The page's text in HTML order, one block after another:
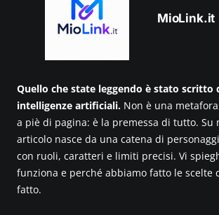
MioLink.it
Quello che state leggendo è stato scritto
intelligenze artificiali. Non è una
a piè di pagina: è la premessa di tutto. Su
articolo nasce da una catena di
con ruoli, caratteri e limiti precisi. Vi
funziona e perché abbiamo fatto le scelte
fatto.